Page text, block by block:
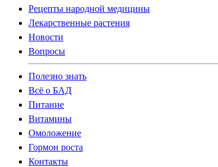
Рецепты народной медицины
Лекарственные растения
Новости
Вопросы
Полезно знать
Всё о БАД
Питание
Витамины
Омоложение
Гормон роста
Контакты